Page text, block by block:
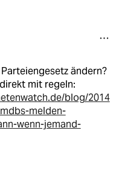
ändern?
mit regeln:
blog/2014
melden-
wenn-jemand-